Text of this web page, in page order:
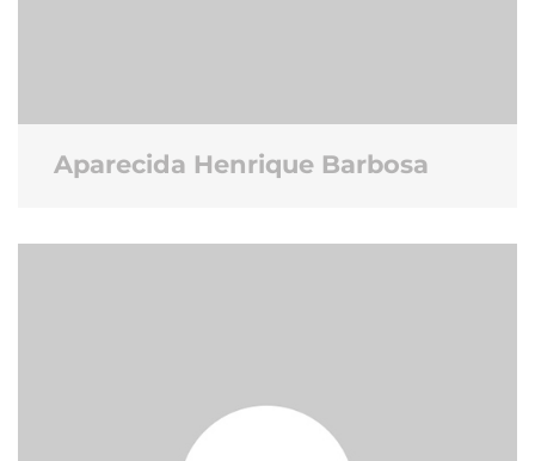
Aparecida Henrique Barbosa